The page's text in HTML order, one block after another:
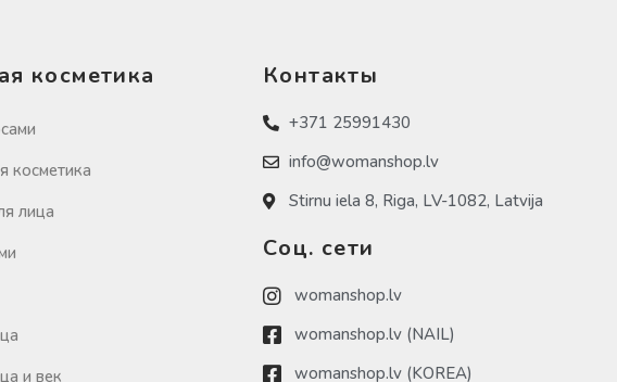
косметика
косметика
лица
и век
Контакты
+371 25991430
info@womanshop.lv
Stirnu iela 8, Riga, LV-1082, Latvija
Соц. сети
womanshop.lv
womanshop.lv (NAIL)
womanshop.lv (KOREA)